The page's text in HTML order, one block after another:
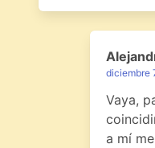
diciembre
Vaya,
a mí